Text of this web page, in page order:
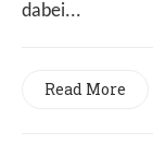
dabei...
Read More